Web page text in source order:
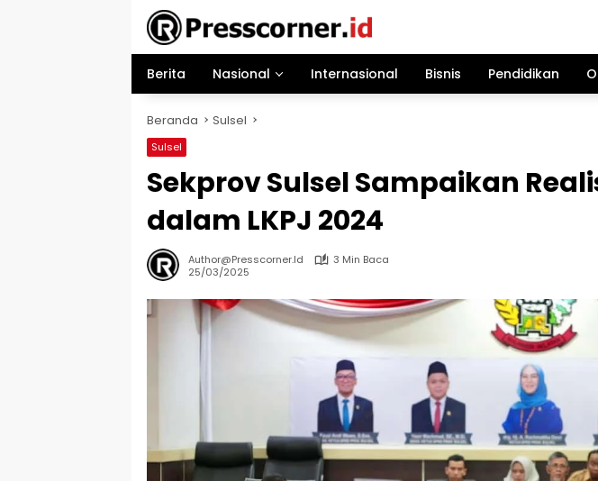
Berita Nasional Internasional Bisnis Pendidikan
Beranda Sulsel
Sulsel
Sekprov Sulsel Sampaikan
dalam LKPJ 2024
Author@presscorner.id
3 Min Baca
25/03/2025